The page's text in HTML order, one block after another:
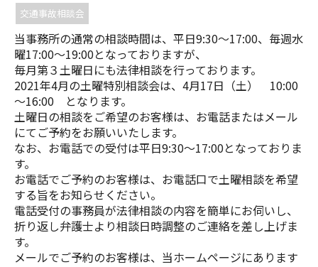
交通事故相談会
当事務所の通常の相談時間は、平日9:30～17:00、毎週水
曜17:00～19:00となっておりますが、
毎月第３土曜日にも法律相談を行っております。
2021年4月の土曜特別相談会は、4月17日（土） 10:00
～16:00 となります。
土曜日の相談をご希望のお客様は、お電話またはメール
にてご予約をお願いいたします。
なお、お電話での受付は平日9:30～17:00となっておりま
す。
お電話でご予約のお客様は、お電話口で土曜相談を希望
する旨をお知らせください。
電話受付の事務員が法律相談の内容を簡単にお伺いし、
折り返し弁護士より相談日時調整のご連絡を差し上げま
す。
メールでご予約のお客様は、当ホームページにあります